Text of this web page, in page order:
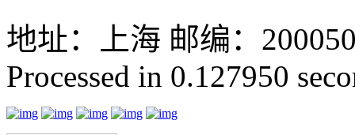
地址：上海 邮编：
Processed in 0.127950